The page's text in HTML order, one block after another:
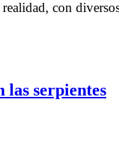
con
las serpientes